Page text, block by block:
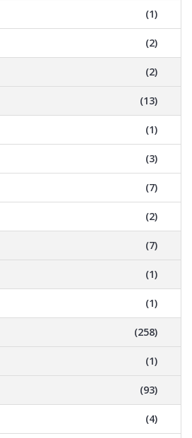
(1)
(2)
(2)
(13)
(1)
(3)
(7)
(2)
(7)
(1)
(1)
(258)
(1)
(93)
(4)